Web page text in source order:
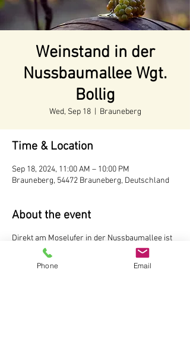
Weinstand in der
Nussbaumallee Wgt.
Bollig
Wed, Sep 18
  |
Brauneberg
Time & Location
Sep 18, 2024, 11:00 AM – 10:00 PM
Brauneberg, 54472 Brauneberg, Deutschland
About the event
Direkt am Moselufer in der Nussbaumallee ist
unser Weinstand aufgebaut. Hier können Sie
Weine und Sekte vom Weingut Andreas Bollig,
Brauneberg probieren Der Weinstand ist
Phone Email